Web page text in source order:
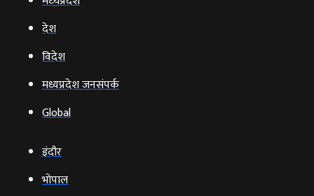
देश
विदेश
मध्यप्रदेश जनसंपर्क
Global
इंदौर
भोपाल